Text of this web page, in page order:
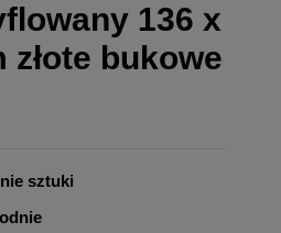
136 x
złote bukowe
sztuki